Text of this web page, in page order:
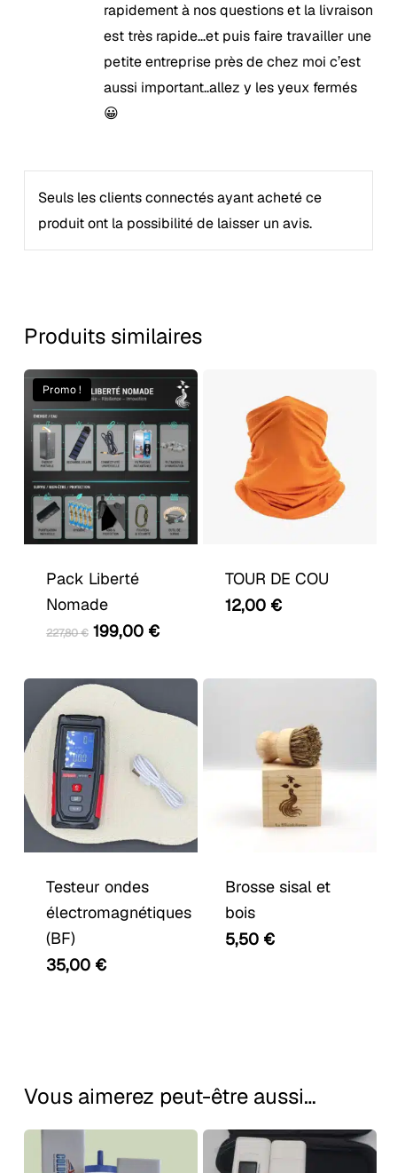
rapidement à nos questions et la livraison
est très rapide…et puis faire travailler une
petite entreprise près de chez moi c’est
aussi important..allez y les yeux fermés
😀
Seuls les clients connectés ayant acheté ce
produit ont la possibilité de laisser un avis.
Produits similaires
Promo !
Pack Liberté
Nomade
227,80€ Le
était :
227,80 €.
199,00 €Le
199,00 €.
plusieurs
variations.
choisies
sur
TOUR DE COU
12,00 €
Testeur ondes
électromagnétiques
(BF)
35,00 €
Brosse sisal et
bois
5,50 €
Vous aimerez peut-être aussi…